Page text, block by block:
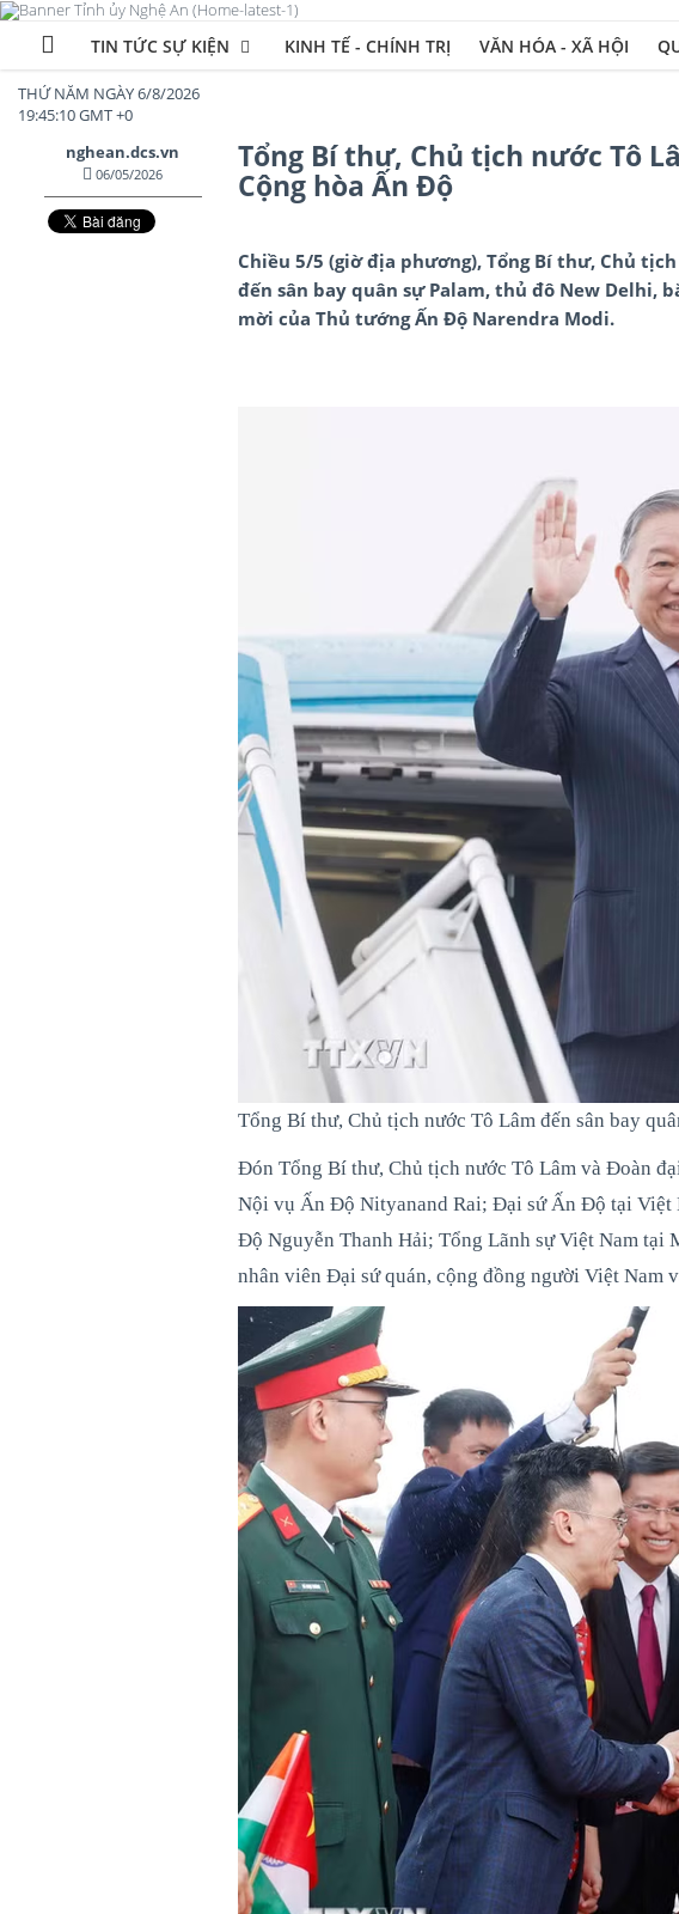
TIN TỨC SỰ KIỆN KINH TẾ - CHÍNH TRỊ VĂN HÓA - XÃ HỘI
THỨ NĂM NGÀY 6/8/2026
19:45:12 GMT +0
nghean.dcs.vn
06/05/2026 Tổng Bí thư, Chủ tịch nước Tô
Cộng hòa Ấn Độ
Chiều 5/5 (giờ địa phương), Tổng Bí thư, Chủ
đến sân bay quân sự Palam, thủ đô New Delhi,
mời của Thủ tướng Ấn Độ Narendra Modi.
Tổng Bí thư, Chủ tịch nước Tô Lâm đến sân bay
Đón Tổng Bí thư, Chủ tịch nước Tô Lâm và Đoàn
Nội vụ Ấn Độ Nityanand Rai; Đại sứ Ấn Độ tại Việt
Độ Nguyễn Thanh Hải; Tổng Lãnh sự Việt Nam tại
nhân viên Đại sứ quán, cộng đồng người Việt Nam